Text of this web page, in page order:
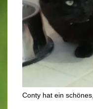
Conty hat ein